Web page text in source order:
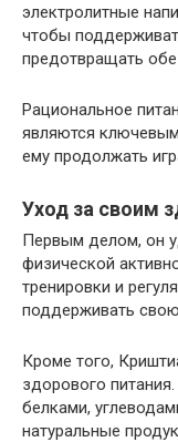
электролитные
чтобы
предотвращать
Рациональное
являются
ему продолжать
Уход за своим
Первым делом, он
физической
тренировки и
поддерживать
Кроме того,
здорового
белками,
натуральные